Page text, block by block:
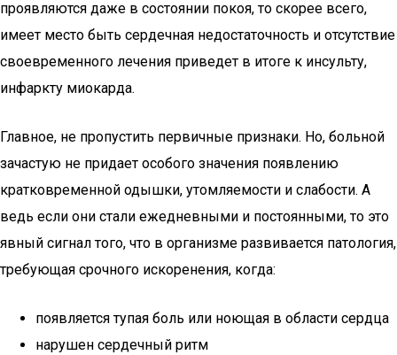
проявляются даже в состоянии покоя, то скорее всего,
имеет место быть сердечная недостаточность и отсутствие
своевременного лечения приведет в итоге к инсульту,
инфаркту миокарда.
Главное, не пропустить первичные признаки. Но, больной
зачастую не придает особого значения появлению
кратковременной одышки, утомляемости и слабости. А
ведь если они стали ежедневными и постоянными, то это
явный сигнал того, что в организме развивается патология,
требующая срочного искоренения, когда:
появляется тупая боль или ноющая в области сердца
нарушен сердечный ритм